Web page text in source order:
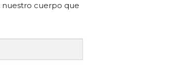
nuestro cuerpo que